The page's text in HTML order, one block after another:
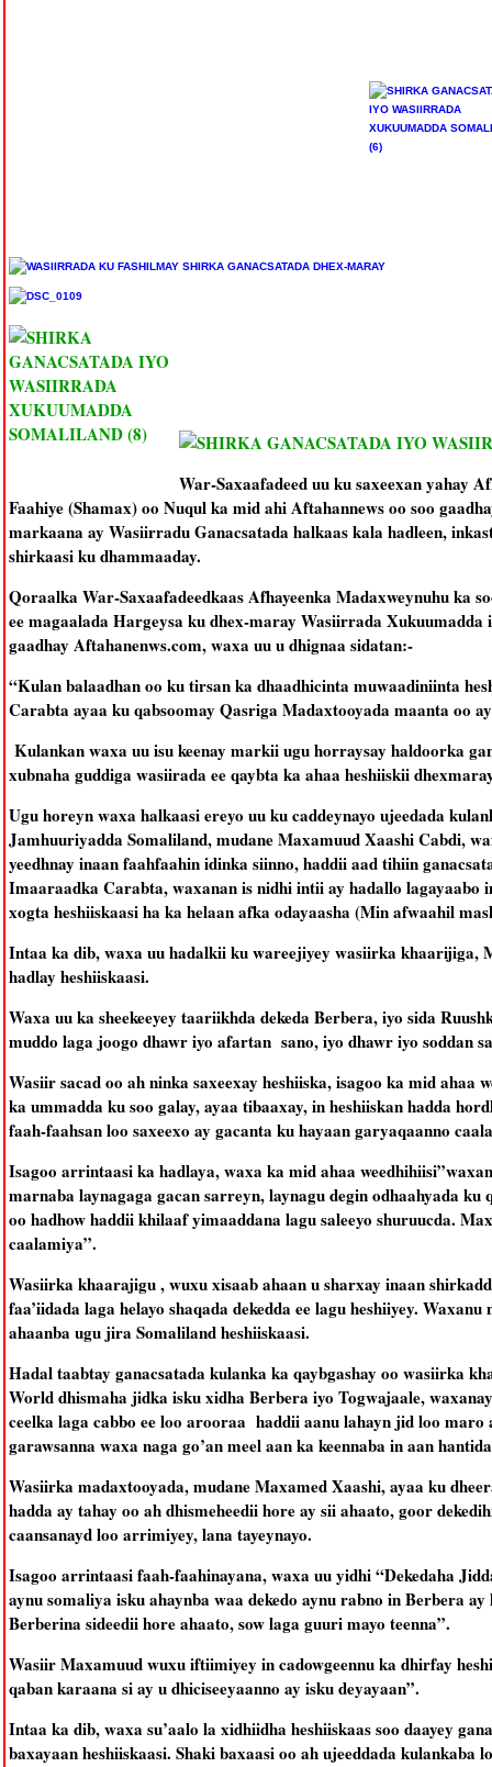
War-Saxaafadeed uu ku saxeexan yahay
Faahiye (Shamax) oo Nuqul ka mid ahi Aftahannews oo soo
markaana ay Wasiirradu Ganacsatada halkaas kala hadleen,
shirkaasi ku dhammaaday.
Qoraalka War-Saxaafadeedkaas Afhayeenka Madaxweynuhu ka
ee magaalada Hargeysa ku dhex-maray Wasiirrada
gaadhay Aftahanenws.com, waxa uu u dhignaa sidatan:-
“Kulan balaadhan oo ku tirsan ka dhaadhicinta muwaadiniinta
Carabta ayaa ku qabsoomay Qasriga Madaxtooyada maanta oo
Kulankan waxa uu isu keenay markii ugu horraysay haldoorka
xubnaha guddiga wasiirada ee qaybta ka ahaa heshiiskii
Ugu horeyn waxa halkaasi ereyo uu ku caddeynayo ujeedada
Jamhuuriyadda Somaliland, mudane Maxamuud Xaashi Cabdi,
yeedhnay inaan faahfaahin idinka siinno, haddii aad tihiin
Imaaraadka Carabta, waxanan is nidhi intii ay hadallo lagayaabo
xogta heshiiskaasi ha ka helaan afka odayaasha (Min afwaahil
Intaa ka dib, waxa uu hadalkii ku wareejiyey wasiirka khaarijiga,
hadlay heshiiskaasi.
Waxa uu ka sheekeeyey taariikhda dekeda Berbera, iyo sida
muddo laga joogo dhawr iyo afartan sano, iyo dhawr iyo soddan
Wasiir sacad oo ah ninka saxeexay heshiiska, isagoo ka mid ahaa
ka ummadda ku soo galay, ayaa tibaaxay, in heshiiskan hadda
faah-faahsan loo saxeexo ay gacanta ku hayaan garyaqaanno
Isagoo arrintaasi ka hadlaya, waxa ka mid ahaa
marnaba laynagaga gacan sarreyn, laynagu degin odhaahyada
oo hadhow haddii khilaaf yimaaddana lagu saleeyo shuruucda.
caalamiya”.
Wasiirka khaarajigu , wuxu xisaab ahaan u sharxay inaan
faa’iidada laga helayo shaqada dekedda ee lagu heshiiyey.
ahaanba ugu jira Somaliland heshiiskaasi.
Hadal taabtay ganacsatada kulanka ka qaybgashay oo wasiirka
World dhismaha jidka isku xidha Berbera iyo Togwajaale,
ceelka laga cabbo ee loo arooraa haddii aanu lahayn jid loo maro
garawsanna waxa naga go’an meel aan ka keennaba in aan
Wasiirka madaxtooyada, mudane Maxamed Xaashi, ayaa ku
hadda ay tahay oo ah dhismeheedii hore ay sii ahaato, goor
caansanayd loo arrimiyey, lana tayeynayo.
Isagoo arrintaasi faah-faahinayana, waxa uu yidhi “Dekedaha
aynu somaliya isku ahaynba waa dekedo aynu rabno in Berbera
Berberina sideedii hore ahaato, sow laga guuri mayo teenna”.
Wasiir Maxamuud wuxu iftiimiyey in cadowgeennu ka dhirfay
qaban karaana si ay u dhiciseeyaanno ay isku deyayaan”.
Intaa ka dib, waxa su’aalo la xidhiidha heshiiskaas soo daayey
baxayaan heshiiskaasi. Shaki baxaasi oo ah ujeeddada kulankaba